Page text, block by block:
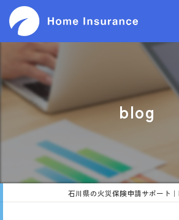
blog
石川県の火災保険申請サポート